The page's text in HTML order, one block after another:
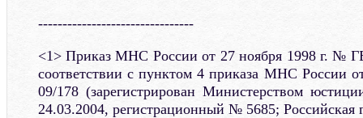
--------------------------------
<1> Приказ МНС России от 27 ноября 1998 г. №
соответствии с пунктом 4 приказа МНС России
09/178 (зарегистрирован Министерством
24.03.2004, регистрационный № 5685; Российская